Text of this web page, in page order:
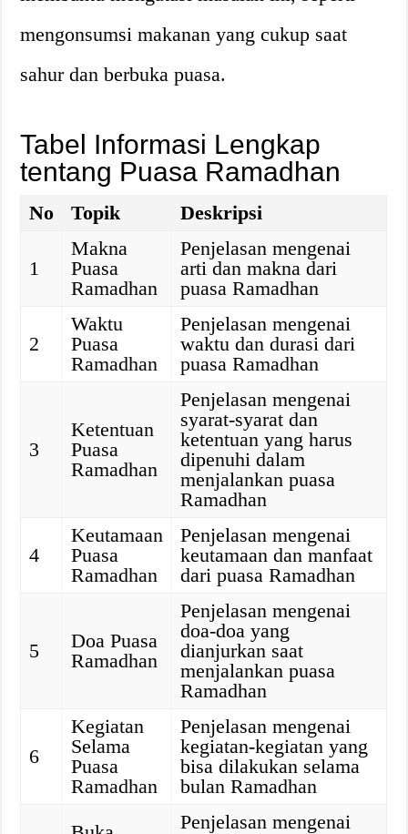
mengonsumsi makanan yang cukup saat
sahur dan berbuka puasa.
Tabel Informasi Lengkap
tentang Puasa Ramadhan
No Topik Deskripsi
1
Makna
Puasa
Ramadhan
Penjelasan mengenai
arti dan makna dari
puasa Ramadhan
2
Waktu
Puasa
Ramadhan
Penjelasan mengenai
waktu dan durasi dari
puasa Ramadhan
3
Ketentuan
Puasa
Ramadhan
Penjelasan mengenai
syarat-syarat dan
ketentuan yang harus
dipenuhi dalam
menjalankan puasa
Ramadhan
4
Keutamaan
Puasa
Ramadhan
Penjelasan mengenai
keutamaan dan manfaat
dari puasa Ramadhan
5
Doa Puasa
Ramadhan
Penjelasan mengenai
doa-doa yang
dianjurkan saat
menjalankan puasa
Ramadhan
6
Kegiatan
Selama
Puasa
Ramadhan
Penjelasan mengenai
kegiatan-kegiatan yang
bisa dilakukan selama
bulan Ramadhan
Penjelasan mengenai